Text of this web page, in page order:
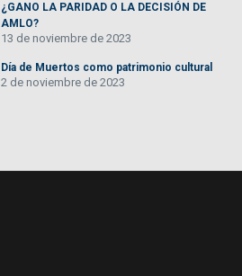
¿GANO LA PARIDAD O LA DECISIÓN DE
AMLO?
13 de noviembre de 2023
Día de Muertos como patrimonio cultural
2 de noviembre de 2023